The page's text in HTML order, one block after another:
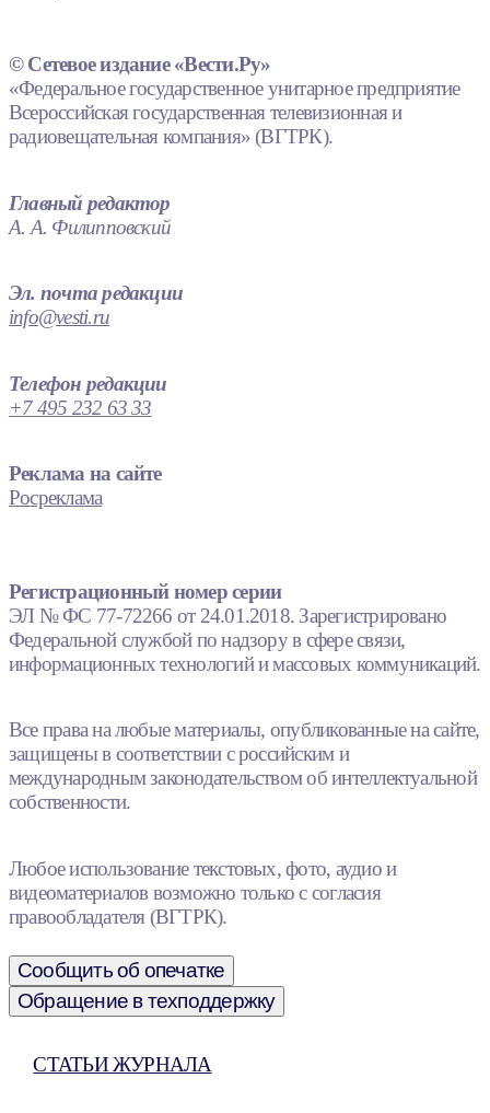
© Сетевое издание «Вести.Ру»
«Федеральное государственное унитарное предприятие
Всероссийская государственная телевизионная и
радиовещательная компания» (ВГТРК).
Главный редактор
А. А. Филипповский
Эл. почта редакции
info@vesti.ru
Телефон редакции
+7 495 232 63 33
Реклама на сайте
Росреклама
Регистрационный номер серии
ЭЛ № ФС 77-72266 от 24.01.2018. Зарегистрировано
Федеральной службой по надзору в сфере связи,
информационных технологий и массовых коммуникаций.
Все права на любые материалы, опубликованные на сайте,
защищены в соответствии с российским и
международным законодательством об интеллектуальной
собственности.
Любое использование текстовых, фото, аудио и
видеоматериалов возможно только с согласия
правообладателя (ВГТРК).
Сообщить об опечатке
Обращение в техподдержку
СТАТЬИ ЖУРНАЛА